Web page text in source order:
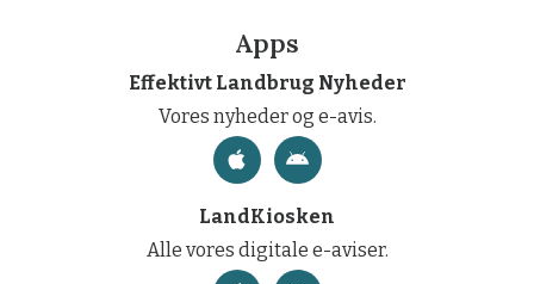
Apps
Effektivt Landbrug Nyheder
Vores nyheder og e-avis.
LandKiosken
Alle vores digitale e-aviser.